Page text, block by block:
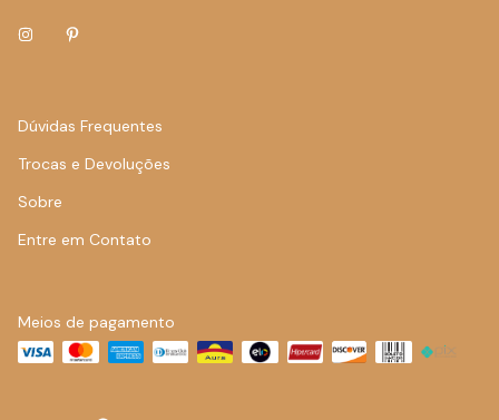
Dúvidas Frequentes
Trocas e Devoluções
Sobre
Entre em Contato
Meios de pagamento